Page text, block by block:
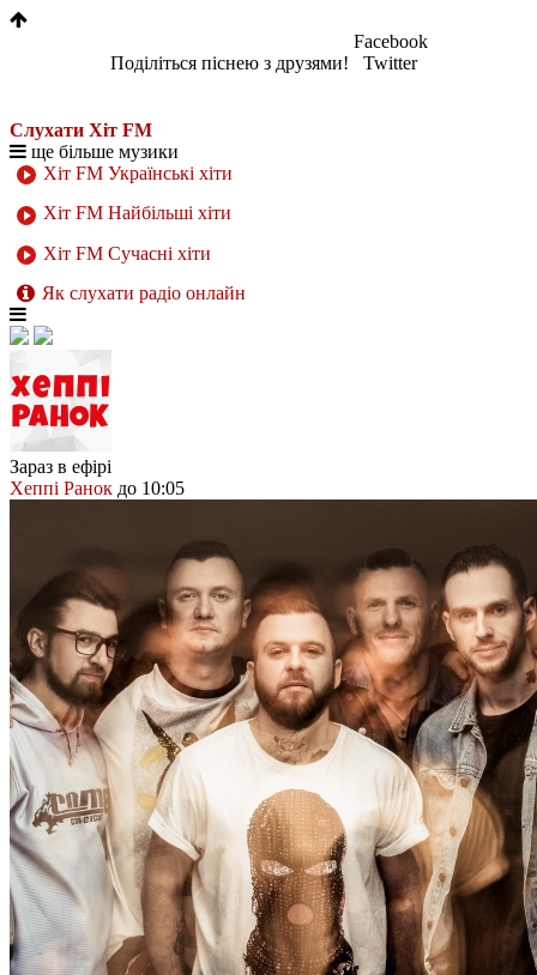
Поділіться піснею з друзями!
Facebook
Twitter
Слухати Хіт FM
ще більше музики
Хіт FM Українські хіти
Хіт FM Найбільші хіти
Хіт FM Сучасні хіти
Як слухати радіо онлайн
Зараз в ефірі
Хеппі Ранок до 10:05